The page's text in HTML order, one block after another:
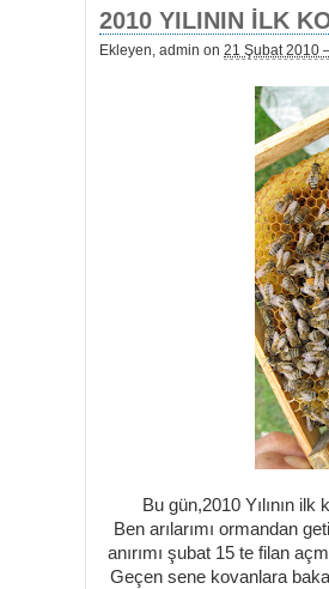
2010 YILININ İLK
Ekleyen, admin on 21 Şubat 2010
Bu gün,2010 Yılının
Ben arılarımı ormandan
anırımı şubat 15 te filan
Geçen sene kovanlara